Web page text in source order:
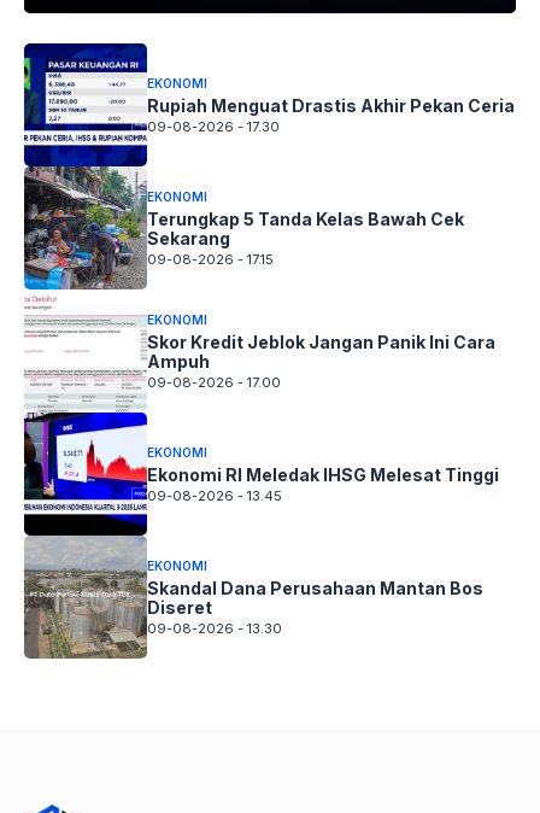
EKONOMI
Rupiah Menguat Drastis Akhir Pekan Ceria
09-08-2026 - 17.30
EKONOMI
Terungkap 5 Tanda Kelas Bawah Cek
Sekarang
09-08-2026 - 17.15
EKONOMI
Skor Kredit Jeblok Jangan Panik Ini Cara
Ampuh
09-08-2026 - 17.00
EKONOMI
Ekonomi RI Meledak IHSG Melesat Tinggi
09-08-2026 - 13.45
EKONOMI
Skandal Dana Perusahaan Mantan Bos
Diseret
09-08-2026 - 13.30